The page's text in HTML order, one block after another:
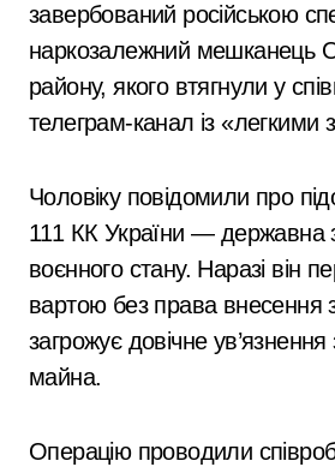
завербований російською
наркозалежний мешканець
району, якого втягнули у
телеграм-канал із «легкими
Чоловіку повідомили про
111 КК України — державна
воєнного стану. Наразі він
вартою без права внесення
загрожує довічне ув’язнення
майна.
Операцію проводили